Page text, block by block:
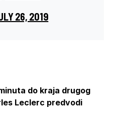
26, 2019
do kraja drugog
Leclerc predvodi